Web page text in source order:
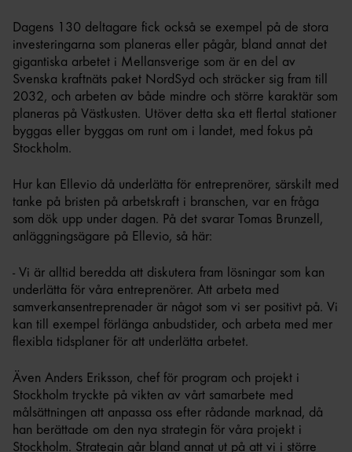
Dagens 130 deltagare fick också se exempel på de stora
investeringarna som planeras eller pågår, bland annat det
gigantiska arbetet i Mellansverige som är en del av
Svenska kraftnäts paket NordSyd och sträcker sig fram till
2032, och arbeten av både mindre och större karaktär som
planeras på Västkusten. Utöver detta ska ett flertal stationer
byggas eller byggas om runt om i landet, med fokus på
Stockholm.
Hur kan Ellevio då underlätta för entreprenörer, särskilt med
tanke på bristen på arbetskraft i branschen, var en fråga
som dök upp under dagen. På det svarar Tomas Brunzell,
anläggningsägare på Ellevio, så här:
- Vi är alltid beredda att diskutera fram lösningar som kan
underlätta för våra entreprenörer. Att arbeta med
samverkansentreprenader är något som vi ser positivt på. Vi
kan till exempel förlänga anbudstider, och arbeta med mer
flexibla tidsplaner för att underlätta arbetet.
Även Anders Eriksson, chef för program och projekt i
Stockholm tryckte på vikten av vårt samarbete med
målsättningen att anpassa oss efter rådande marknad, då
han berättade om den nya strategin för våra projekt i
Stockholm. Strategin går bland annat ut på att vi i större